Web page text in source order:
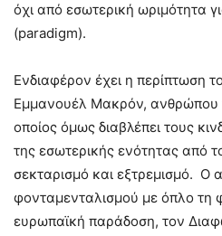
όχι από εσωτερική ωριμότητα
(paradigm).
Ενδιαφέρον έχει η περίπτωση
Εμμανουέλ Μακρόν, ανθρώπου
οποίος όμως διαβλέπει τους
της εσωτερικής ενότητας από
σεκταρισμό και εξτρεμισμό. Ο
φονταμενταλισμού με όπλο τη
ευρωπαϊκή παράδοση, τον